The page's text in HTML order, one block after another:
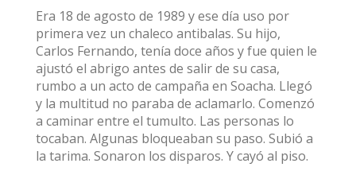
Era 18 de agosto de 1989 y ese día uso por
primera vez un chaleco antibalas. Su hijo,
Carlos Fernando, tenía doce años y fue quien le
ajustó el abrigo antes de salir de su casa,
rumbo a un acto de campaña en Soacha. Llegó
y la multitud no paraba de aclamarlo. Comenzó
a caminar entre el tumulto. Las personas lo
tocaban. Algunas bloqueaban su paso. Subió a
la tarima. Sonaron los disparos. Y cayó al piso.